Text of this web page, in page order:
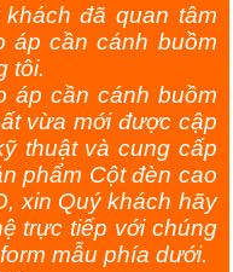
đã quan tâm
áp cần cánh buồm
tôi.
áp cần cánh buồm
vừa mới được cập
thuật và cung cấp
phẩm Cột đèn cao
xin Quý khách hãy
trực tiếp với chúng
mẫu phía dưới.